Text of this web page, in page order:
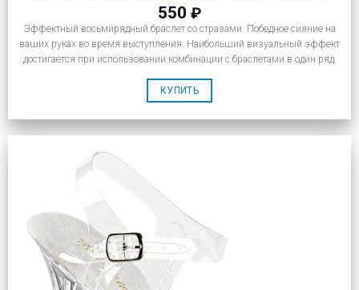
550 ₽
Эффектный восьмирядный браслет со стразами. Победное сияние на
ваших руках во время выступления. Наибольший визуальный эффект
достигается при использовании комбинации с браслетами в один ряд.
КУПИТЬ